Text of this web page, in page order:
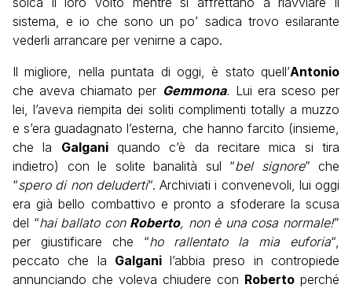
sistema, e io che sono un po’ sadica trovo esilarante
vederli arrancare per venirne a capo.
Il migliore, nella puntata di oggi, è stato quell’Antonio
che aveva chiamato per Gemmona. Lui era sceso per
lei, l’aveva riempita dei soliti complimenti totally a muzzo
e s’era guadagnato l’esterna, che hanno farcito (insieme,
che la Galganiquando c’è da recitare mica si tira
indietro) con le solite banalità sul “bel signore” che
“spero di non deluderti“. Archiviati i convenevoli, lui oggi
era già bello combattivo e pronto a sfoderare la scusa
del “hai ballato con Roberto, non è una cosa normale!”
per giustificare che “ho rallentato la mia euforia“,
peccato che la Galganil’abbia preso in contropiede
annunciando che voleva chiudere con Roberto perché